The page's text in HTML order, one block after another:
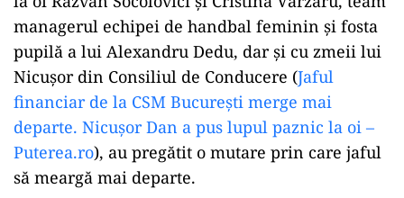
partenera președintelui
POLITICĂ
Nicușor Dan a promulgat legile pentru
carburanți și TVA de 9% la locuințe:
„Ceea ce contează sunt deciziile care
aduc beneficii și protejează românii”
Sforarii de la CSM București lucrează ca
povestea jafului să meargă mai departe